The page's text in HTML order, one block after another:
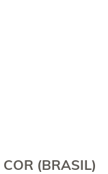
(BRASIL)